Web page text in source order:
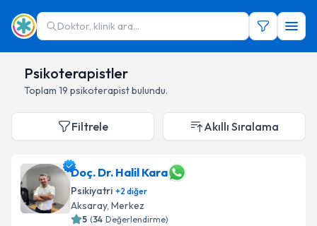
Doktor, klinik ara...
Psikoterapistler
Toplam 19 psikoterapistbulundu.
Filtrele Akıllı Sıralama
Doç. Dr. Halil Kara
Psikiyatri +2 diğer
Aksaray, Merkez
5 (34 Değerlendirme)